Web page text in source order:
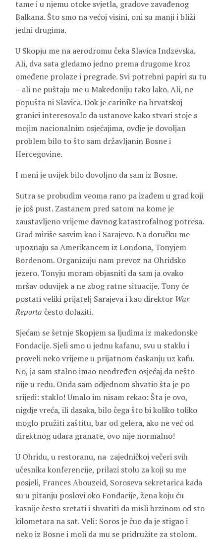
tame i u njemu otoke svjetla, gradove zavađenog
Balkana. Što smo na većoj visini, oni su manji i bliži
jedni drugima.
U Skopju me na aerodromu čeka Slavica Indzevska.
Ali, dva sata gledamo jedno prema drugome kroz
omeđene prolaze i pregrade. Svi potrebni papiri su tu
– ali ne puštaju me u Makedoniju tako lako. Ali, ne
popušta ni Slavica. Dok je carinike na hrvatskoj
granici interesovalo da ustanove kako stvari stoje s
mojim nacionalnim osjećajima, ovdje je dovoljan
problem bilo to što sam državljanin Bosne i
Hercegovine.
I meni je uvijek bilo dovoljno da sam iz Bosne.
Sutra se probudim veoma rano pa izađem u grad koji
je još pust. Zastanem pred satom na kome je
zaustavljeno vrijeme davnog katastrofalnog potresa.
Grad miriše sasvim kao i Sarajevo. Na doručku me
upoznaju sa Amerikancem iz Londona, Tonyjem
Bordenom. Organizuju nam prevoz na Ohridsko
jezero. Tonyju moram objasniti da sam ja ovako
mršav oduvijek a ne zbog ratne situacije. Tony će
postati veliki prijatelj Sarajeva i kao direktor War
Reporta često dolaziti.
Sjećam se šetnje Skopjem sa ljudima iz makedonske
Fondacije. Sjeli smo u jednu kafanu, svu u staklu i
proveli neko vrijeme u prijatnom ćaskanju uz kafu.
No, ja sam stalno imao neodređen osjećaj da nešto
nije u redu. Onda sam odjednom shvatio šta je po
srijedi: staklo! Umalo im nisam rekao: Šta je ovo,
nigdje vreća, ili dasaka, bilo čega što bi koliko toliko
moglo pružiti zaštitu, bar od gelera, ako ne već od
direktnog udara granate, ovo nije normalno!
U Ohridu, u restoranu, na zajedničkoj večeri svih
učesnika konferencije, prilazi stolu za koji su me
posjeli, Frances Abouzeid, Soroseva sekretarica kada
su u pitanju poslovi oko Fondacije, žena koju ću
kasnije često sretati i shvatiti da misli brzinom od sto
kilometara na sat. Veli: Soros je čuo da je stigao i
neko iz Bosne i moli da mu se pridružite za stolom.